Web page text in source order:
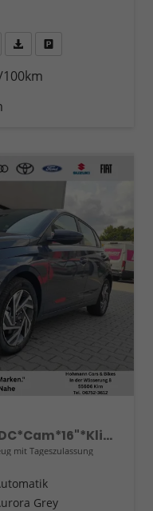
Wir rufen Sie anFahrzeugexposé (PDF)
GO Go*Navi*Shzg*Lhzg*PDC*Cam*16"*Klima*VCockpit
mit Tageszulassung
Grey